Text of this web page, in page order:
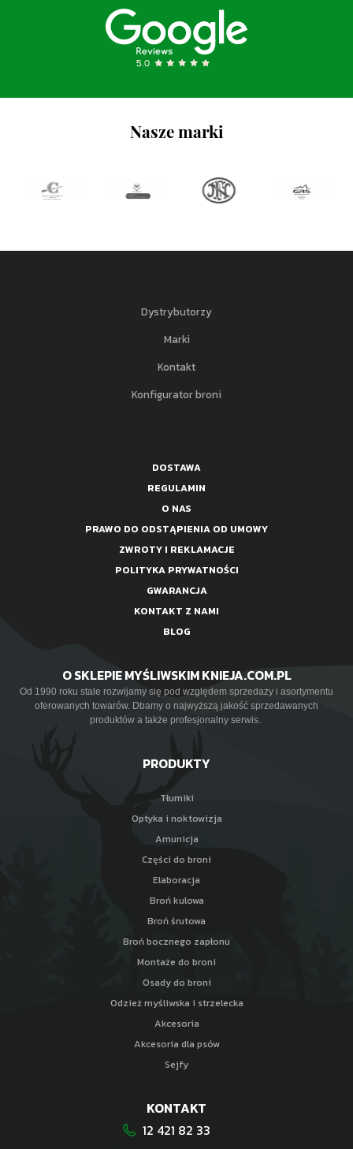
Nasze marki
Dystrybutorzy
Marki
Kontakt
Konfigurator broni
DOSTAWA
REGULAMIN
O NAS
PRAWO DO ODSTĄPIENIA OD UMOWY
ZWROTY I REKLAMACJE
POLITYKA PRYWATNOŚCI
GWARANCJA
KONTAKT Z NAMI
BLOG
O SKLEPIE MYŚLIWSKIM KNIEJA.COM.PL
Od 1990 roku stale rozwijamy się pod względem sprzedaży i asortymentu
oferowanych towarów. Dbamy o najwyższą jakość sprzedawanych
produktów a także profesjonalny serwis.
PRODUKTY
Tłumiki
Optyka i noktowizja
Amunicja
Części do broni
Elaboracja
Broń kulowa
Broń śrutowa
Broń bocznego zapłonu
Montaże do broni
Osady do broni
Odzież myśliwska i strzelecka
Akcesoria
Akcesoria dla psów
Sejfy
KONTAKT
12 421 82 33